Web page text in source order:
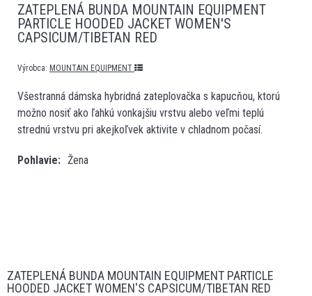
ZATEPLENÁ BUNDA MOUNTAIN EQUIPMENT
PARTICLE HOODED JACKET WOMEN'S
CAPSICUM/TIBETAN RED
Výrobca: MOUNTAIN EQUIPMENT
Všestranná dámska hybridná zateplovačka s kapucňou, ktorú
možno nosiť ako ľahkú vonkajšiu vrstvu alebo veľmi teplú
strednú vrstvu pri akejkoľvek aktivite v chladnom počasí.
Pohlavie Žena
ZATEPLENÁ BUNDA MOUNTAIN EQUIPMENT PARTICLE
HOODED JACKET WOMEN'S CAPSICUM/TIBETAN RED